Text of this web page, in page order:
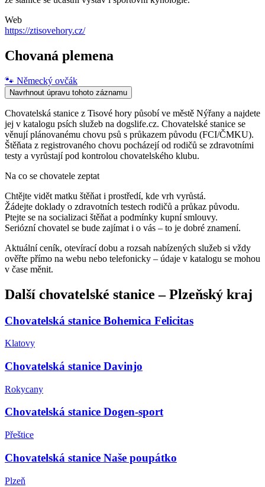
Web
https://ztisovehory.cz/
Chovaná plemena
🐾 Německý ovčák
Navrhnout úpravu tohoto záznamu
Chovatelská stanice z Tisové hory působí ve městě Nýřany a najdete
jej v katalogu psích služeb na dogslife.cz. Chovatelské stanice se
věnují plánovanému chovu psů s průkazem původu (FCI/ČMKU).
Štěňata z registrovaného chovu pocházejí od rodičů se zdravotními
testy a vyrůstají pod kontrolou chovatelského klubu.
Na co se chovatele zeptat
Chtějte vidět matku štěňat i prostředí, kde vrh vyrůstá.
Žádejte doklady o zdravotních testech rodičů a průkaz původu.
Ptejte se na socializaci štěňat a podmínky kupní smlouvy.
Seriózní chovatel se bude zajímat i o vás – to je dobré znamení.
Aktuální ceník, otevírací dobu a rozsah nabízených služeb si vždy
ověřte přímo na webu nebo telefonicky – údaje v katalogu se mohou
v čase měnit.
Další chovatelské stanice –Plzeňský kraj
Chovatelská stanice Bohemica Felicitas
Klatovy
Chovatelská stanice Davinjo
Rokycany
Chovatelská stanice Dogen-sport
Přeštice
Chovatelská stanice Naše poupátko
Plzeň